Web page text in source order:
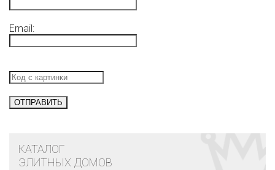
Email:
КАТАЛОГ
ЭЛИТНЫХ ДОМОВ